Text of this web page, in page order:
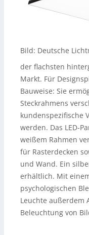
Bild: Deutsche
der flachsten
Markt. Für
Bauweise: Sie
Steckrahmens
kundenspezifische
werden. Das LED-
weißem Rahmen
für Rasterdecken
und Wand. Ein
erhältlich. Mit
psychologischen
Leuchte außerdem
Beleuchtung von